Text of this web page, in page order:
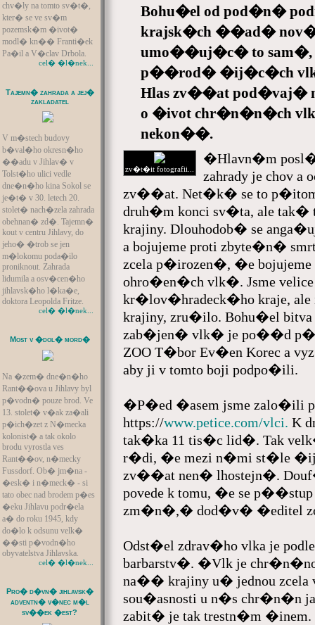
chv�ly na tomto sv�t�,
kter� se ve sv�m
pozemsk�m �ivot�
modl� kn�� Franti�ek
Pa�il a V�clav Drbola.
cel� �l�nek...
Tajemn� zahrada a jej�
zakladatel
V m�stech budovy
b�val�ho okresn�ho
��adu v Jihlav� v
Tolst�ho ulici vedle
dne�n�ho kina Sokol se
je�t� v 30. letech 20.
stolet� nach�zela zahrada
obehnan� zd�. Tajemn�
kout v centru Jihlavy, do
jeho� �trob se jen
m�lokomu poda�ilo
proniknout. Zahrada
lidumila a osv�cen�ho
jihlavsk�ho l�ka�e,
doktora Leopolda Fritze.
cel� �l�nek...
Most v �dol� mord�
Na �zem� dne�n�ho
Rant��ova u Jihlavy byl
p�vodn� pouze brod. Ve
13. stolet� v�ak za�ali
p�ich�zet z N�mecka
kolonist� a tak okolo
brodu vyrostla ves
Rant��ov, n�mecky
Fussdorf. Ob� jm�na -
�esk� i n�meck� - si
tato obec nad brodem p�es
�eku Jihlavu podr�ela
a� do roku 1945, kdy
do�lo k odsunu velk�
��sti p�vodn�ho
obyvatelstva Jihlavska.
cel� �l�nek...
Pro� d�vn� jihlavsk�
adventn� v�nec m�l
sv��ek �est?
Bohu�el od pod�n�
krajsk�ch ��ad� nov�
umo��uj�c� to sam�,
p��rod� �ij�c�ch
Hlas zv��at pod�vaj�
o �ivot chr�n�n�ch
nekon��.
zv�t�it fotografii...
�Hlavn�m
zahrady je chov
zv��at. Net�k� se to
druh�m konci sv�ta, ale
krajiny. Dlouhodob� se
a bojujeme proti zbyte�n�
zcela p�irozen�, �e
ohro�en�ch vlk�. Jsme
kr�lov�hradeck�ho kraje, ale
krajiny, zru�ilo. Bohu�el bitva
zab�jen� vlk� je po��d
ZOO T�bor Ev�en Korec a
aby ji v tomto boji podpo�ili.
�P�ed �asem jsme zalo�ili
https://www.petice.com/vlci. K
tak�ka 11 tis�c lid�. Tak
r�di, �e mezi n�mi st�le
zv��at nen� lhostejn�.
povede k tomu, �e se
zm�n�,� dod�v� �editel
Odst�el zdrav�ho vlka je
barbarstv�. �Vlk je
na�� krajiny u� jednou zcela
sou�asnosti u n�s chr�n�n
zabit� je tak trestn�m